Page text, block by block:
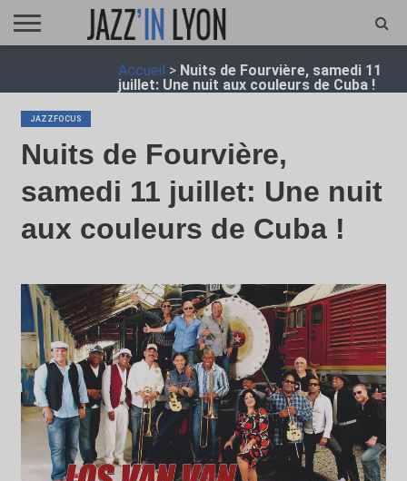
JAZZ
Accueil > Nuits de Fourvière, samedi 11
juillet: Une nuit aux couleurs de Cuba !
JAZZFOCUS
Nuits de Fourvière,
samedi 11 juillet: Une nuit
aux couleurs de Cuba !